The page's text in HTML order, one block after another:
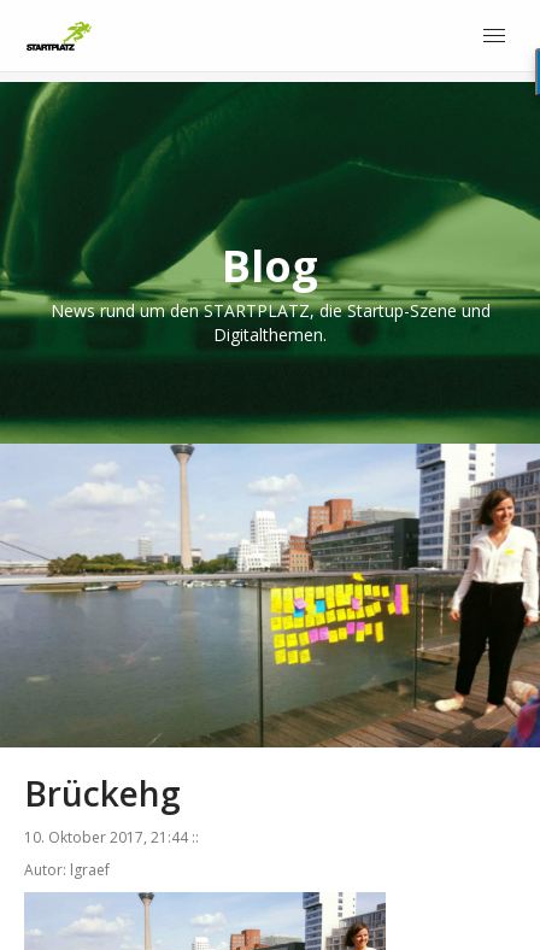
Blog
News rund um den STARTPLATZ, die Startup-Szene und
Digitalthemen.
Brückehg
10. Oktober 2017, 21:44 ::
Autor: lgraef